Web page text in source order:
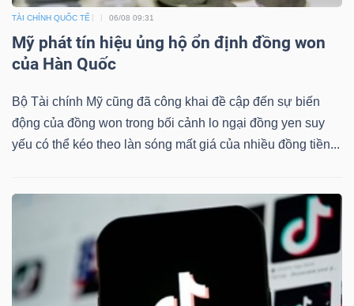
TÀI CHÍNH QUỐC TẾ 06/08 09:31
Mỹ phát tín hiệu ủng hộ ổn định đồng won
của Hàn Quốc
Bộ Tài chính Mỹ cũng đã công khai đề cập đến sự biến
động của đồng won trong bối cảnh lo ngại đồng yen suy
yếu có thể kéo theo làn sóng mất giá của nhiều đồng tiền...
NGHỆ
THÔNG
TIN